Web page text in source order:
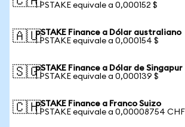
1 PSTAKE equivale a 0,000152 $
🇦🇺pSTAKE Finance a Dólar australiano
1 PSTAKE equivale a 0,000154 $
🇸🇬pSTAKE Finance a Dólar de Singapur
1 PSTAKE equivale a 0,000139 $
🇨🇭pSTAKE Finance a Franco Suizo
1 PSTAKE equivale a 0,00008754 CHF